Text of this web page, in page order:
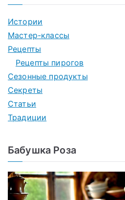
Истории
Мастер-классы
Рецепты
Рецепты пирогов
Сезонные продукты
Секреты
Статьи
Традиции
Бабушка Роза